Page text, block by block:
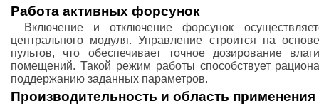
Работа активных форсунок
Включение и отключение форсунок
центрального модуля. Управление строится на
пультов, что обеспечивает точное дозирование
помещений. Такой режим работы способствует
поддержанию заданных параметров.
Производительность и область применения